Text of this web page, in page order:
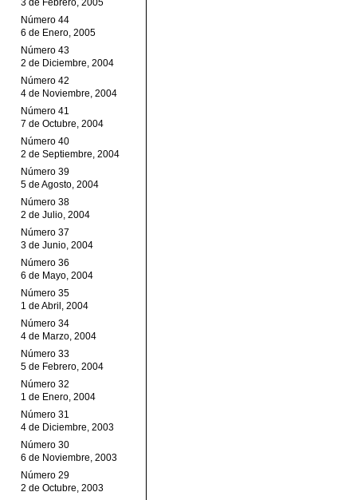
3 de Febrero, 2005
Número 44
6 de Enero, 2005
Número 43
2 de Diciembre, 2004
Número 42
4 de Noviembre, 2004
Número 41
7 de Octubre, 2004
Número 40
2 de Septiembre, 2004
Número 39
5 de Agosto, 2004
Número 38
2 de Julio, 2004
Número 37
3 de Junio, 2004
Número 36
6 de Mayo, 2004
Número 35
1 de Abril, 2004
Número 34
4 de Marzo, 2004
Número 33
5 de Febrero, 2004
Número 32
1 de Enero, 2004
Número 31
4 de Diciembre, 2003
Número 30
6 de Noviembre, 2003
Número 29
2 de Octubre, 2003